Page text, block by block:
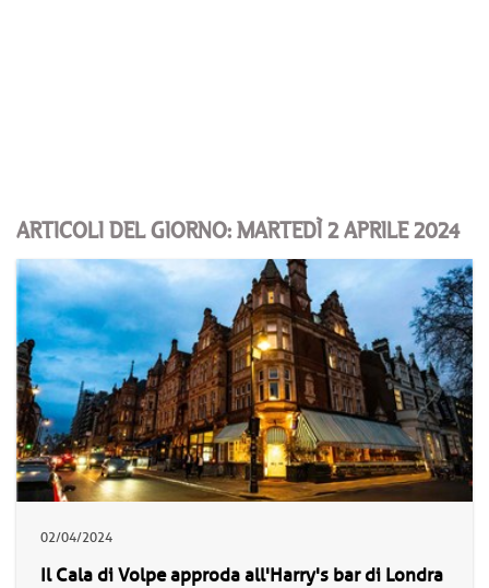
ARTICOLI DEL GIORNO: MARTEDÌ 2 APRILE 2024
02/04/2024
Il Cala di Volpe approda all'Harry's bar di Londra